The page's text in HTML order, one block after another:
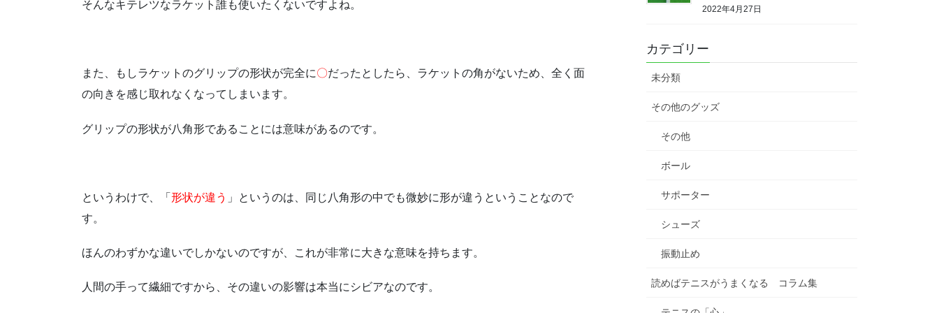
そんなキテレツなラケット誰も使いたくないですよね。
また、もしラケットのグリップの形状が完全に〇だったとしたら、ラケットの角がないため、全く面
の向きを感じ取れなくなってしまいます。
グリップの形状が八角形であることには意味があるのです。
というわけで、「 形状が違う 」というのは、同じ八角形の中でも微妙に形が違うということなので
す。
ほんのわずかな違いでしかないのですが、これが非常に大きな意味を持ちます。
人間の手って繊細ですから、その違いの影響は本当にシビアなのです。
2022年4月27日
カテゴリー
未分類
その他のグッズ
その他
ボール
サポーター
シューズ
振動止め
読めばテニスがうまくなる コラム集